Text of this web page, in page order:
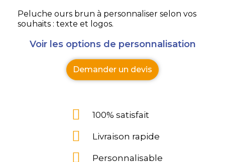
Peluche ours brun à personnaliser selon vos
souhaits : texte et logos.
Voir les options de personnalisation
Demander un devis
100% satisfait
Livraison rapide
Personnalisable